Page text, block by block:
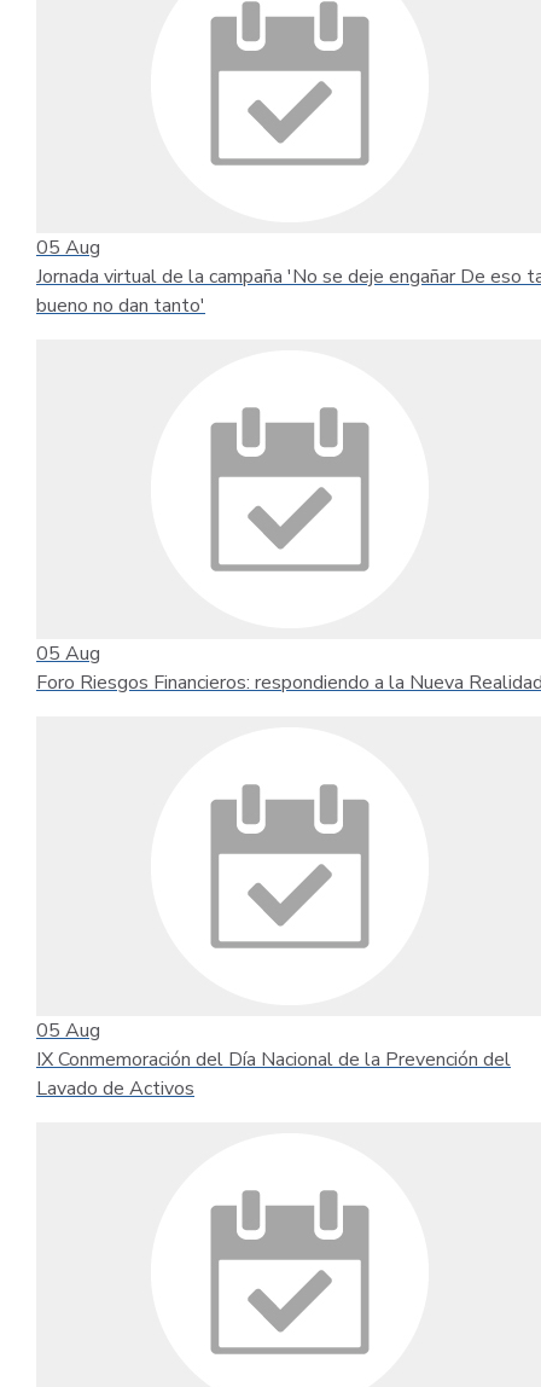
05 Aug
Jornada virtual de la campaña 'No se deje engañar De eso
bueno no dan tanto'
05 Aug
Foro Riesgos Financieros: respondiendo a la Nueva
05 Aug
IX Conmemoración del Día Nacional de la Prevención del
Lavado de Activos